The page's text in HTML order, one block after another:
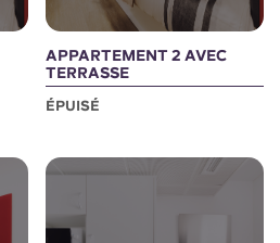
Deutsch
French
Portuguese
APPARTEMENT 2 AVEC
TERRASSE
ÉPUISÉ